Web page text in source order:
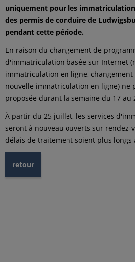
uniquement pour les
des permis de conduire de
pendant cette période.
En raison du changement de
d'immatriculation basée sur Internet
immatriculation en ligne, changement
nouvelle immatriculation en ligne) ne
proposée durant la semaine du 17 au
À partir du 25 juillet, les services
seront à nouveau ouverts sur rendez-
délais de traitement soient plus longs
retour